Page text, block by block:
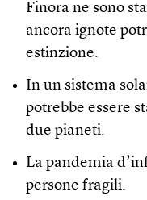
Finora ne sono
ancora ignote
estinzione.
In un sistema
potrebbe essere
due pianeti.
La pandemia
persone fragili.